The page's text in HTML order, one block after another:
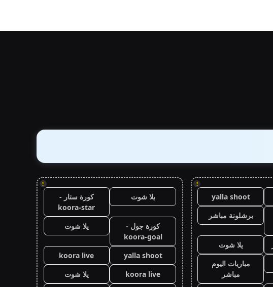
!
yalla shoot
برشلونة مباشر
يلا شوت
مباريات اليوم
مباشر
!
يلا شوت
كورة ستار -
koora-star
كورة جول -
koora-goal
يلا شوت
yalla shoot
koora live
koora live
يلا شوت